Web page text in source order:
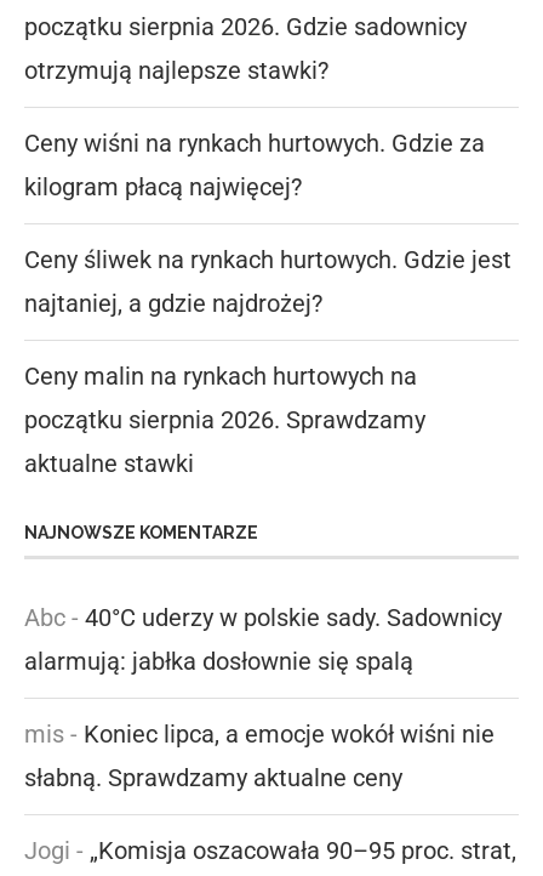
początku sierpnia 2026. Gdzie sadownicy
otrzymują najlepsze stawki?
Ceny wiśni na rynkach hurtowych. Gdzie za
kilogram płacą najwięcej?
Ceny śliwek na rynkach hurtowych. Gdzie jest
najtaniej, a gdzie najdrożej?
Ceny malin na rynkach hurtowych na
początku sierpnia 2026. Sprawdzamy
aktualne stawki
NAJNOWSZE KOMENTARZE
Abc - 40°C uderzy w polskie sady. Sadownicy
alarmują: jabłka dosłownie się spalą
mis - Koniec lipca, a emocje wokół wiśni nie
słabną. Sprawdzamy aktualne ceny
Jogi - „Komisja oszacowała 90–95 proc. strat,